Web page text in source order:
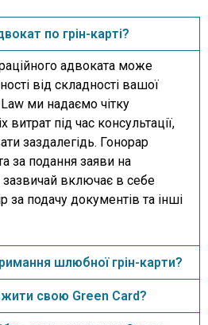
по грін-карті?
адвоката може
від складності вашої
ми надаємо чітку
витрат під час консультації,
заздалегідь. Гонорар
за подання заяви на
зазвичай включає в себе
за подачу документів та інші
шлюбної грін-карти?
свою Green Card?